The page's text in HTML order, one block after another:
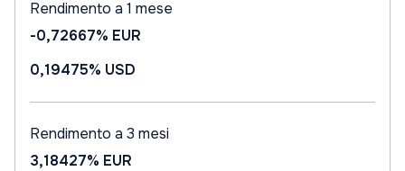
Rendimento a 1 mese
-0,72667% EUR
0,19475% USD
Rendimento a 3 mesi
3,18427% EUR